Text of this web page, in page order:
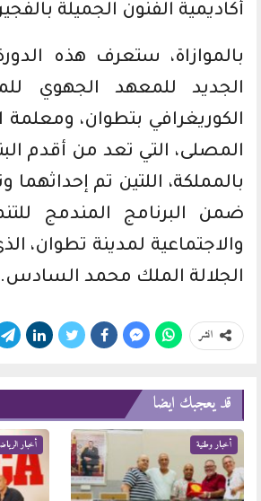
أكاديمية الفنون الجميلة
بالموازاة، ستعرف هذه
الجديد للمعهد الجهوي
الكوريغرافي بتطوان،
المصلى، التي تعد من أقدم
بالمملكة، اللتين تم إحداثهما
ضمن البرنامج المندمج
والاجتماعية لمدينة تطوان،
الجلالة الملك محمد السادس.
انشر
قد يعجبك ايضا
أخبار وطنية أخبار